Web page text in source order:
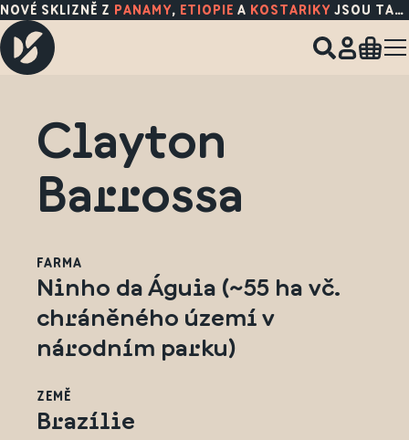
NOVÉ SKLIZNĚ Z PANAMY, ETIOPIE A KOSTARIKY JSOU TADY!
Clayton
Barrossa
FARMA
Ninho da Águia (~55 ha vč.
chráněného území v
národním parku)
ZEMĚ
Brazílie